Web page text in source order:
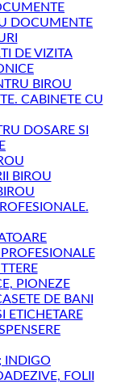
DOCUMENTE
DE VIZITA
BIROU
CABINETE CU
DOSARE SI
BIROU
PIONEZE
DE BANI
ETICHETARE
INDIGO
FOLII